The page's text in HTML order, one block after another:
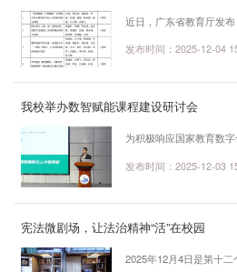
评委们一致认为，余小乔
近日，广东省教育厅发
成果奖（高等教育-本科
破。广东省教学成果奖
四年评选一次，旨在表
新、课程体系建设、实
量高校办学水平和教育质
发布时间：2025-12-04
我校举办数智赋能课程建设研讨会
为积极响应国家教育数
深度融合，深入推进课
课程建设研讨会。学校
院长、副院长、系主任
华南农业大学两位专家
发布时间：2025-12-03
宪法微剧场，让法治精神“活”在校园
2025年12月4日是第十二